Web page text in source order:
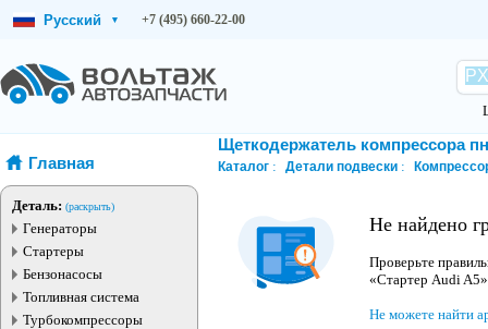
Русский ▾ +7 (495) 660-22-00
Главная
Деталь: (раскрыть)
Генераторы
Стартеры
Бензонасосы
Топливная система
Турбокомпрессоры
Щеткодержатель компрессора
Каталог Детали подвески
Не найдено
Проверьте
«Стартер Audi
Не можете найти